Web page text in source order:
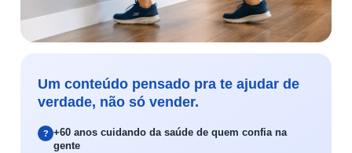
Um conteúdo pensado pra te ajudar de
verdade, não só vender.
+60 anos cuidando da saúde de quem confia na
gente